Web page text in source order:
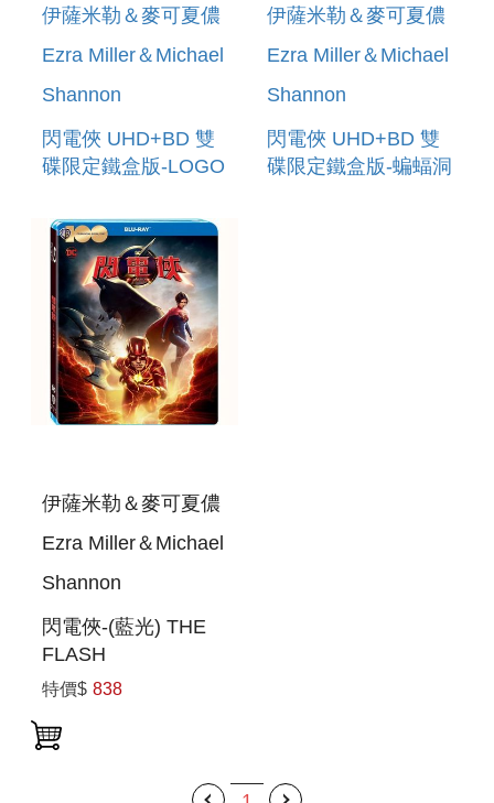
伊薩米勒＆麥可夏儂
Ezra Miller＆Michael
Shannon
閃電俠 UHD+BD 雙
碟限定鐵盒版-LOGO
STEELBOOK A
伊薩米勒＆麥可夏儂
Ezra Miller＆Michael
Shannon
閃電俠 UHD+BD 雙
碟限定鐵盒版-蝙蝠洞
伊薩米勒＆麥可夏儂
Ezra Miller＆Michael
Shannon
閃電俠-(藍光) THE
FLASH
特價$ 838